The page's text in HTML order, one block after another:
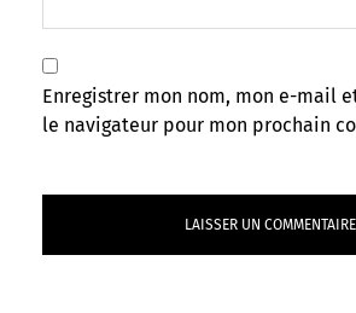
Enregistrer mon nom, mon e-mail
le navigateur pour mon prochain